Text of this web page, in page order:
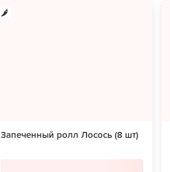
Запеченный ролл Лосось (8 шт)